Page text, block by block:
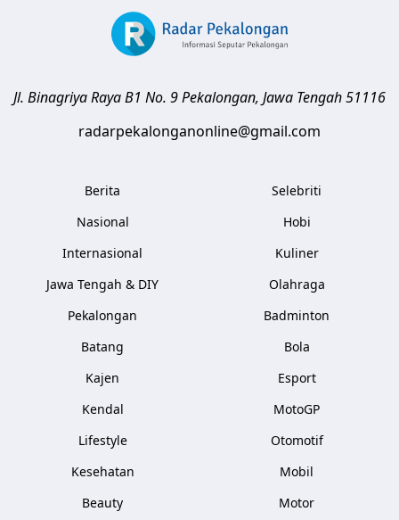
Jl. Binagriya Raya B1 No. 9Pekalongan, Jawa Tengah51116
radarpekalonganonline@gmail.com
Berita
Nasional
Internasional
Jawa Tengah & DIY
Pekalongan
Batang
Kajen
Kendal
Lifestyle
Kesehatan
Beauty
Selebriti
Hobi
Kuliner
Olahraga
Badminton
Bola
Esport
MotoGP
Otomotif
Mobil
Motor